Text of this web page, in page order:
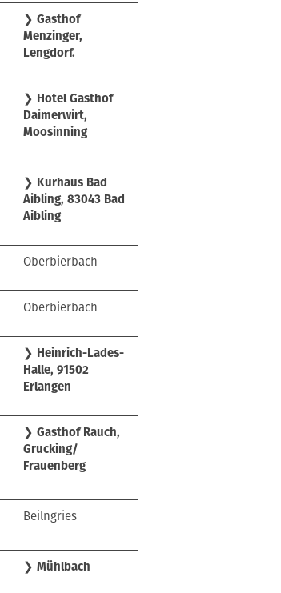
❯ Gasthof
Menzinger,
Lengdorf.
❯ Hotel Gasthof
Daimerwirt,
Moosinning
❯ Kurhaus Bad
Aibling, 83043 Bad
Aibling
Oberbierbach
Oberbierbach
❯ Heinrich-Lades-
Halle, 91502
Erlangen
❯ Gasthof Rauch,
Grucking/
Frauenberg
Beilngries
❯ Mühlbach